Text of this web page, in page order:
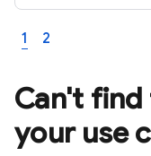
1 2
Can't
your use